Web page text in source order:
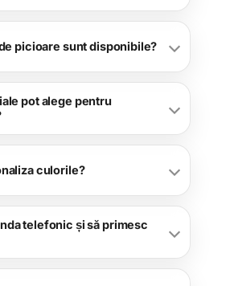
picioare sunt disponibile?
pot alege pentru
culorile?
telefonic și să primesc